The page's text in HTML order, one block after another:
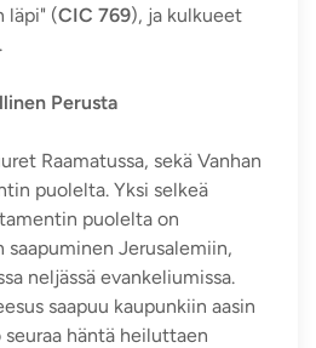
läpi" (CIC 769), ja kulkueet
Perusta
Raamatussa, sekä Vanhan
puolelta. Yksi selkeä
puolelta on
saapuminen Jerusalemiin,
neljässä evankeliumissa.
saapuu kaupunkiin aasin
seuraa häntä heiluttaen